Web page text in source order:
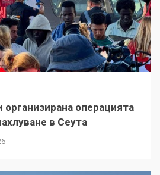
организирана операцията
в Сеута